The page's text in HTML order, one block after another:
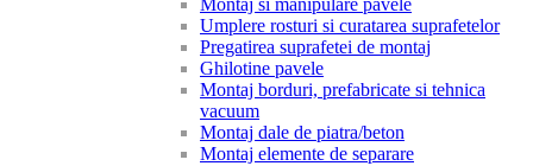
Montaj si manipulare pavele
Umplere rosturi si curatarea suprafetelor
Pregatirea suprafetei de montaj
Ghilotine pavele
Montaj borduri, prefabricate si tehnica
vacuum
Montaj dale de piatra/beton
Montaj elemente de separare